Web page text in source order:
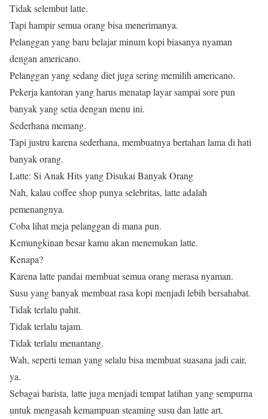
Tidak selembut latte.
Tapi hampir semua orang bisa menerimanya.
Pelanggan yang baru belajar minum kopi biasanya nyaman
dengan americano.
Pelanggan yang sedang diet juga sering memilih americano.
Pekerja kantoran yang harus menatap layar sampai sore pun
banyak yang setia dengan menu ini.
Sederhana memang.
Tapi justru karena sederhana, membuatnya bertahan lama di hati
banyak orang.
Latte: Si Anak Hits yang Disukai Banyak Orang
Nah, kalau coffee shop punya selebritas, latte adalah
pemenangnya.
Coba lihat meja pelanggan di mana pun.
Kemungkinan besar kamu akan menemukan latte.
Kenapa?
Karena latte pandai membuat semua orang merasa nyaman.
Susu yang banyak membuat rasa kopi menjadi lebih bersahabat.
Tidak terlalu pahit.
Tidak terlalu tajam.
Tidak terlalu menantang.
Wah, seperti teman yang selalu bisa membuat suasana jadi cair,
ya.
Sebagai barista, latte juga menjadi tempat latihan yang sempurna
untuk mengasah kemampuan steaming susu dan latte art.